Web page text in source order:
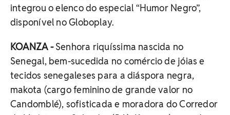
integrou o elenco do especial “Humor Negro”,
disponível no Globoplay.
KOANZA -Senhora riquíssima nascida no
Senegal, bem-sucedida no comércio de jóias e
tecidos senegaleses para a diáspora negra,
makota (cargo feminino de grande valor no
Candomblé), sofisticada e moradora do Corredor